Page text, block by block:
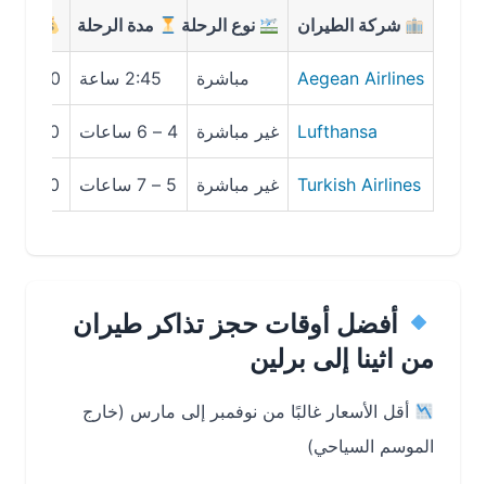
شركة الطيران نوع الرحلة مدة الرحلة متوسط
Aegean Airlines مباشرة 2:45 ساعة 450 – 650 SAR
Lufthansa غير مباشرة 4 – 6 ساعات 520 – 780 SAR
Turkish Airlines غير مباشرة 5 – 7 ساعات 500 – 750 SAR
أفضل أوقات حجز تذاكر طيران
من اثينا إلى برلين
أقل الأسعار غالبًا من نوفمبر إلى مارس (خارج
الموسم السياحي)